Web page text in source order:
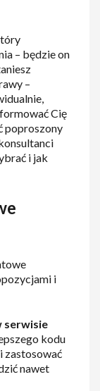
– będzie on
–
Cię
poproszony
i jak
i
serwisie
kodu
zastosować
nawet